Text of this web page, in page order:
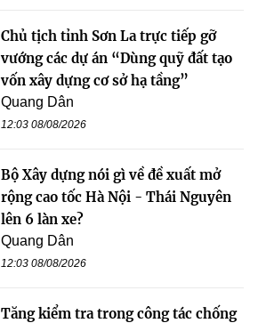
Chủ tịch tỉnh Sơn La trực tiếp gỡ
vướng các dự án “Dùng quỹ đất tạo
vốn xây dựng cơ sở hạ tầng”
Quang Dân
12:03 08/08/2026
Bộ Xây dựng nói gì về đề xuất mở
rộng cao tốc Hà Nội - Thái Nguyên
lên 6 làn xe?
Quang Dân
12:03 08/08/2026
Tăng kiểm tra trong công tác chống